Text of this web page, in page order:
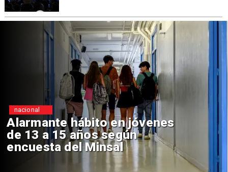
Aprueban creación del Parque
Sebastián Piñera con inversión
de $4 mil millones
Regiones